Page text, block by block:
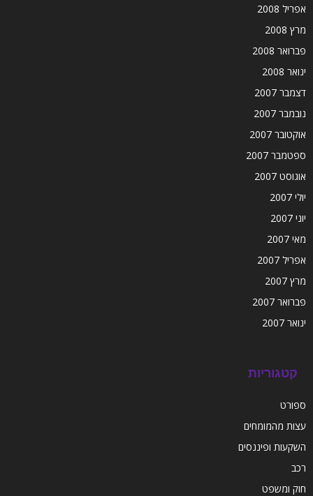
אפריל 2008
מרץ 2008
פברואר 2008
ינואר 2008
דצמבר 2007
נובמבר 2007
אוקטובר 2007
ספטמבר 2007
אוגוסט 2007
יולי 2007
יוני 2007
מאי 2007
אפריל 2007
מרץ 2007
פברואר 2007
ינואר 2007
קטגוריות
ספורט
עצות מהמומחים
השקעות ופיננסים
רכב
חוק ומשפט